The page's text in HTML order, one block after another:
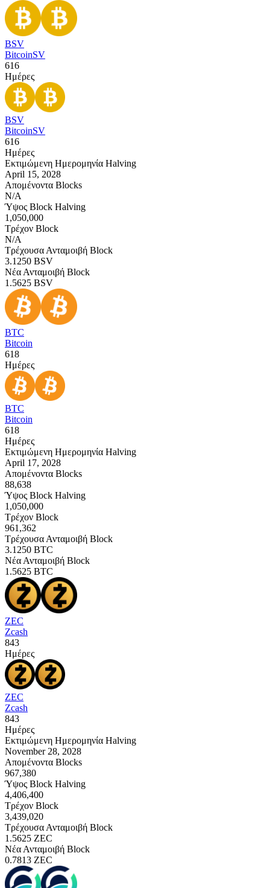
BSV
BitcoinSV
616
Ημέρες
BSV
BitcoinSV
616
Ημέρες
Εκτιμώμενη Ημερομηνία Halving
April 15, 2028
Απομένοντα Blocks
N/A
Ύψος Block Halving
1,050,000
Τρέχον Block
N/A
Τρέχουσα Ανταμοιβή Block
3.1250 BSV
Νέα Ανταμοιβή Block
1.5625 BSV
BTC
Bitcoin
618
Ημέρες
BTC
Bitcoin
618
Ημέρες
Εκτιμώμενη Ημερομηνία Halving
April 17, 2028
Απομένοντα Blocks
88,638
Ύψος Block Halving
1,050,000
Τρέχον Block
961,362
Τρέχουσα Ανταμοιβή Block
3.1250 BTC
Νέα Ανταμοιβή Block
1.5625 BTC
ZEC
Zcash
843
Ημέρες
ZEC
Zcash
843
Ημέρες
Εκτιμώμενη Ημερομηνία Halving
November 28, 2028
Απομένοντα Blocks
967,380
Ύψος Block Halving
4,406,400
Τρέχον Block
3,439,020
Τρέχουσα Ανταμοιβή Block
1.5625 ZEC
Νέα Ανταμοιβή Block
0.7813 ZEC